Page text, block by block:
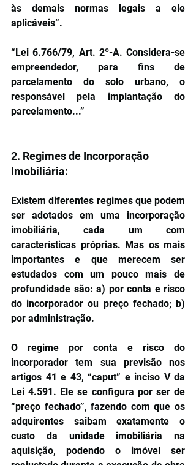
às demais normas legais a ele
aplicáveis”.
“Lei 6.766/79, Art. 2º-A. Considera-se
empreendedor, para fins de
parcelamento do solo urbano, o
responsável pela implantação do
parcelamento...”
2. Regimes de Incorporação
Imobiliária:
Existem diferentes regimes que podem
ser adotados em uma incorporação
imobiliária, cada um com
características próprias. Mas os mais
importantes e que merecem ser
estudados com um pouco mais de
profundidade são: a) por conta e risco
do incorporador ou preço fechado; b)
por administração.
O regime por conta e risco do
incorporador tem sua previsão nos
artigos 41 e 43, “caput” e inciso V da
Lei 4.591. Ele se configura por ser de
“preço fechado”, fazendo com que os
adquirentes saibam exatamente o
custo da unidade imobiliária na
aquisição, podendo o imóvel ser